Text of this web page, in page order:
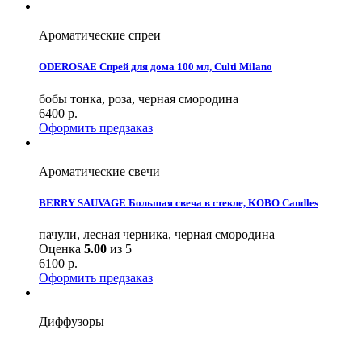
Ароматические спреи
ODEROSAE Спрей для дома 100 мл, Culti Milano
бобы тонка, роза, черная смородина
6400 р.
Оформить предзаказ
Ароматические свечи
BERRY SAUVAGE Большая свеча в стекле, KOBO Candles
пачули, лесная черника, черная смородина
Оценка 5.00 из 5
6100 р.
Оформить предзаказ
Диффузоры